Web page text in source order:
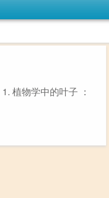
植物学中的叶子 ：